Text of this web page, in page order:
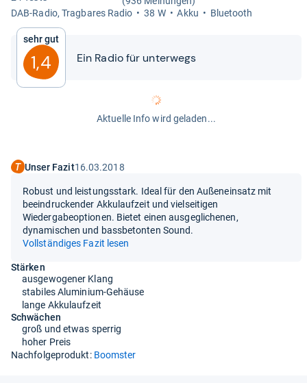
DAB-​Radio, Trag­ba­res Radio
38 W Akku Blue­tooth
Sehr gut
1,4 Ein Radio für unter­wegs
Aktuelle Info wird geladen...
Unser Fazit16.03.2018
Robust und leistungsstark. Ideal für den Außeneinsatz mit
beeindruckender Akkulaufzeit und vielseitigen
Wiedergabeoptionen. Bietet einen ausgeglichenen,
dynamischen und bassbetonten Sound.
Vollständiges Fazit lesen
Stärken
ausgewogener Klang
stabiles Aluminium-Gehäuse
lange Akkulaufzeit
Schwächen
groß und etwas sperrig
hoher Preis
Nachfolgeprodukt: Boomster